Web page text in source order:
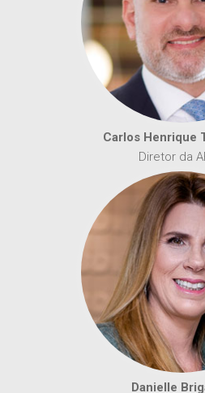
Carlos Henrique
Diretor da
Danielle